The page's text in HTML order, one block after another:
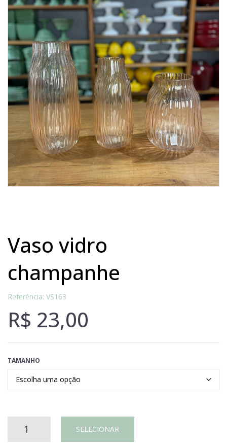
Lost Password
Cadastrar Conta
vaso vidro
champanhe
Referência: VS163
R$ 23,00
TAMANHO
VASO SELECIONAR